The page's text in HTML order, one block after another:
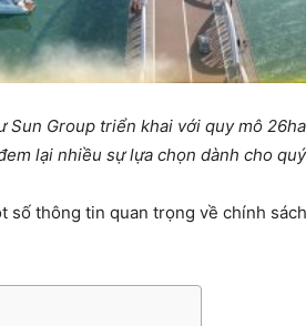
Sun Group triển khai với quy mô
lại nhiều sự lựa chọn dành cho
số thông tin quan trọng về chính